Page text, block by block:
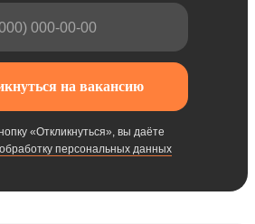
на вакансию
«Откликнуться», вы даёте
обработку персональных данных